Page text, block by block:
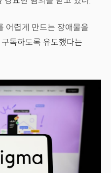
어렵게 만드는 장애물을
독하도록 유도했다는